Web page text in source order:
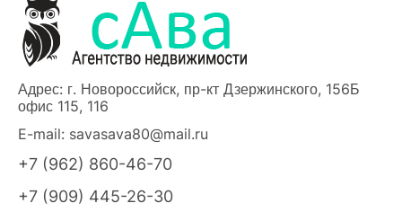
Адрес: г. Новороссийск, пр-кт Дзержинского, 156Б
офис 115, 116
E-mail: savasava80@mail.ru
+7 (962) 860-46-70
+7 (909) 445-26-30